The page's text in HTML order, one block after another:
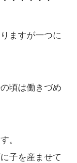
ますが一つに
頃は働きづめ
。
子を産ませて